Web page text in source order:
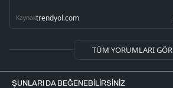
Kaynaktrendyol.com
TÜM YORUMLARI GÖR
ŞUNLARI DA BEĞENEBILIRSINIZ